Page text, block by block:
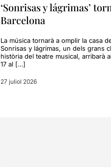
‘Sonrisas y lágrimas’
Barcelona
La música tornarà a omplir la casa
Sonrisas y lágrimas, un dels grans
història del teatre musical, arribarà
17 al […]
27 juliol 2026